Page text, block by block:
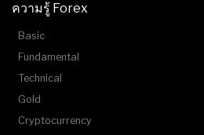
ความรู้ Forex
Basic
Fundamental
Technical
Gold
Cryptocurrency